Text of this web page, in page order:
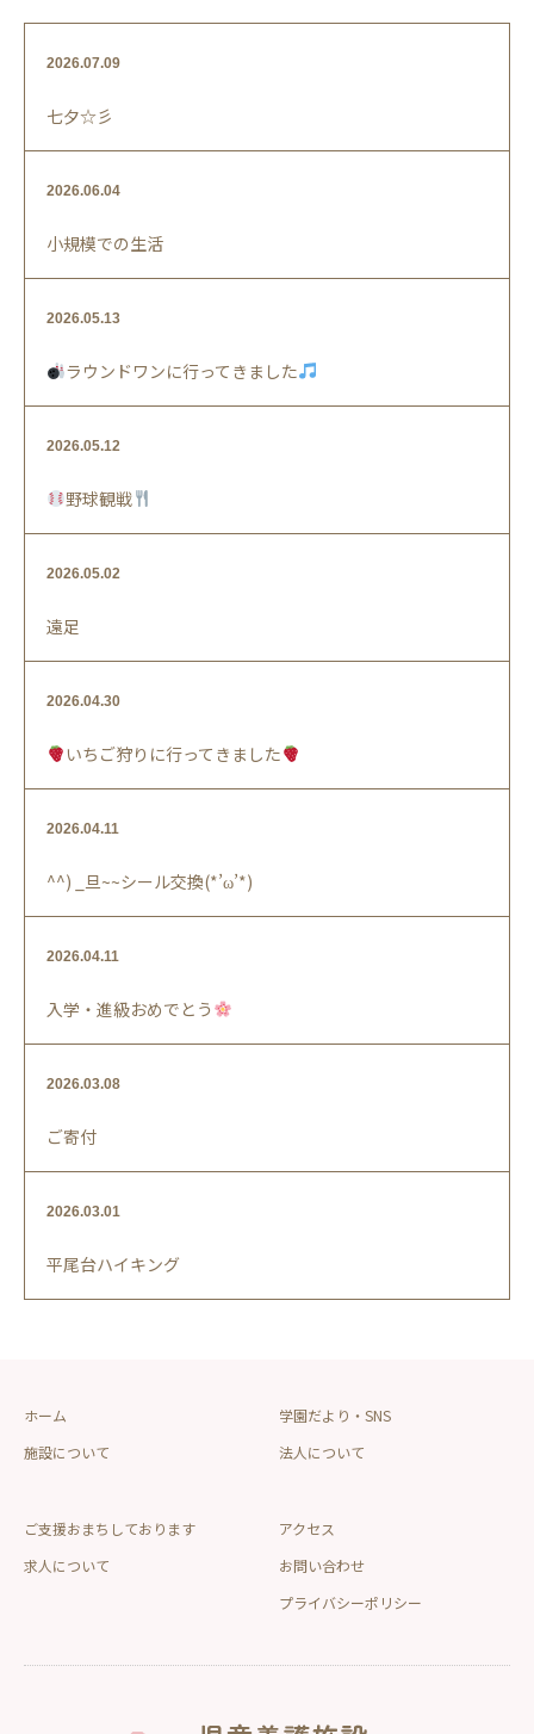
2026.07.09
七夕☆彡
2026.06.04
小規模での生活
2026.05.13
ラウンドワンに行ってきました
2026.05.12
野球観戦
2026.05.02
遠足
2026.04.30
いちご狩りに行ってきました
2026.04.11
^^) _旦~~シール交換(*’ω’*)
2026.04.11
入学・進級おめでとう
2026.03.08
ご寄付
2026.03.01
平尾台ハイキング
ホーム
施設について
学園だより・SNS
法人について
ご支援おまちしております
求人について
アクセス
お問い合わせ
プライバシーポリシー